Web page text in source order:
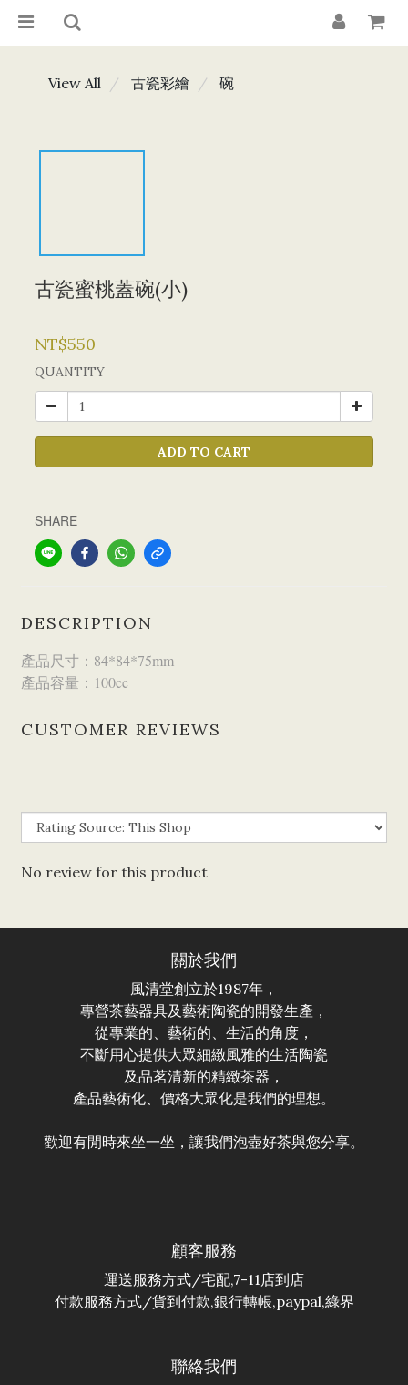
View All 古瓷彩繪 碗
古瓷蜜桃蓋碗(小)
NT$550
QUANTITY
ADD TO CART
SHARE
DESCRIPTION
產品尺寸：84*84*75mm
產品容量：100cc
CUSTOMER REVIEWS
No review for this product
關於我們
風清堂創立於1987年，
專營茶藝器具及藝術陶瓷的開發生產，
從專業的、藝術的、生活的角度，
不斷用心提供大眾細緻風雅的生活陶瓷
及品茗清新的精緻茶器，
產品藝術化、價格大眾化是我們的理想。
歡迎有閒時來坐一坐，讓我們泡壺好茶與您分享。
顧客服務
運送服務方式/宅配,7-11店到店
付款服務方式/貨到付款,銀行轉帳,paypal,綠界
聯絡我們